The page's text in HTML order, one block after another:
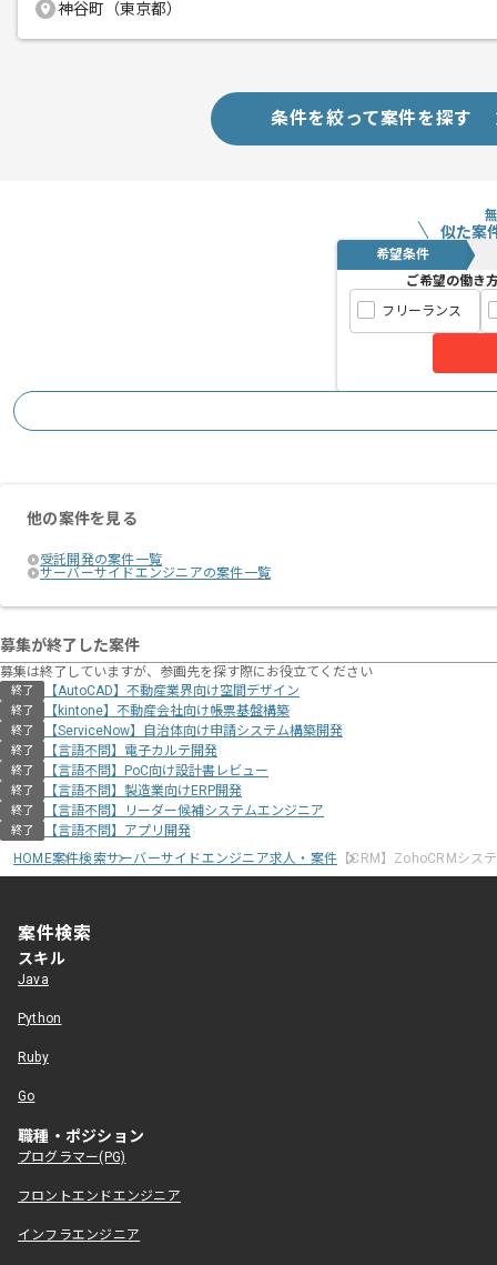
神谷町（東京都）
条件を絞って案件を探す
似た案
希望条件
ご希望の働き
フリーランス
他の案件を見る
受託開発の案件一覧
サーバーサイドエンジニアの案件一覧
募集が終了した案件
募集は終了していますが、参画先を探す際にお役立てください
終了 【AutoCAD】不動産業界向け空間デザイン
終了 【kintone】不動産会社向け帳票基盤構築
終了 【ServiceNow】自治体向け申請システム構築開発
終了 【言語不問】電子カルテ開発
終了 【言語不問】PoC向け設計書レビュー
終了 【言語不問】製造業向けERP開発
終了 【言語不問】リーダー候補システムエンジニア
終了
【言語不問】アプリ開発
HOME案件検索サーバーサイドエンジニア求人・案件 【CRM】ZohoCRMシス
案件検索
スキル
Java
Python
Ruby
Go
職種・ポジション
プログラマー(PG)
フロントエンドエンジニア
インフラエンジニア